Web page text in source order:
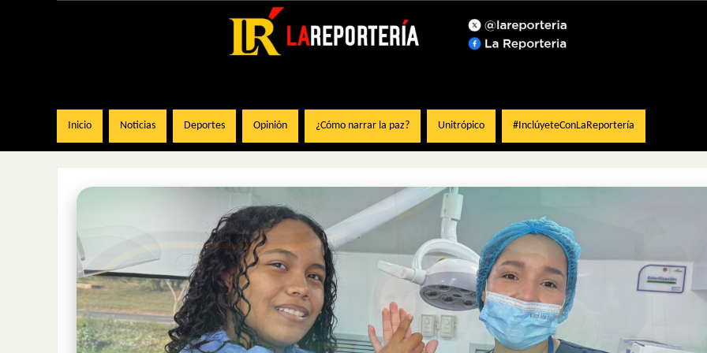
Inicio Noticias Deportes Opinión ¿Cómo narrar la paz? Unitrópico #InclúyeteConLaReportería